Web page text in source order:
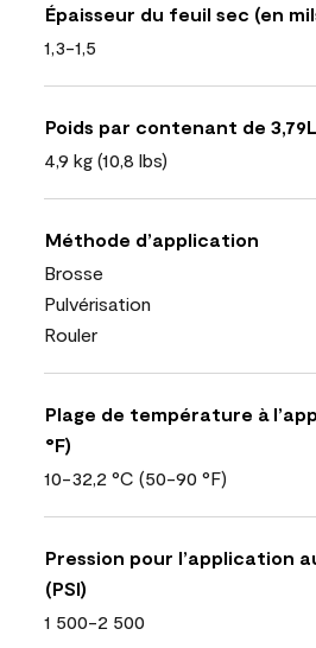
Épaisseur du feuil sec (en
1,3-1,5
Poids par contenant de 3,79L
4,9 kg (10,8 lbs)
Méthode d’application
Brosse
Pulvérisation
Rouler
Plage de température à
°F)
10-32,2 °C (50-90 °F)
Pression pour l’application
(PSI)
1 500-2 500